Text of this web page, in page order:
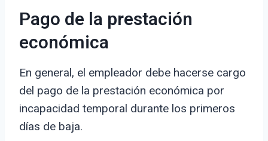
Pago de la prestación
económica
En general, el empleador debe hacerse cargo
del pago de la prestación económica por
incapacidad temporal durante los primeros
días de baja.